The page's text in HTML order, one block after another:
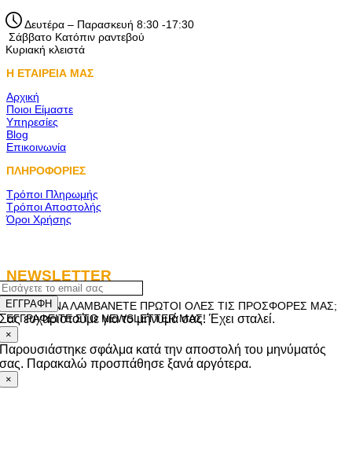
Δευτέρα – Παρασκευή 8:30 -17:30
Σάββατο Κατόπιν ραντεβού
Κυριακή κλειστά
Η ΕΤΑΙΡΕΙΑ ΜΑΣ
Αρχική
Ποιοι Είμαστε
Υπηρεσίες
Blog
Επικοινωνία
ΠΛΗΡΟΦΟΡΙΕΣ
Τρόποι Πληρωμής
Τρόποι Αποστολής
Όροι Χρήσης
NEWSLETTER
ΘΕΛΕΤΕ ΝΑ ΛΑΜΒΑΝΕΤΕ ΠΡΩΤΟΙ ΟΛΕΣ ΤΙΣ ΠΡΟΣΦΟΡΕΣ ΜΑΣ;
ΕΓΓΡΑΦΕΙΤΕ ΣΤΟ NEWSLETTER ΜΑΣ!
ΕΓΓΡΑΦΗ
Σας ευχαριστούμε για το μήνυμά σας. Έχει σταλεί.
×
Παρουσιάστηκε σφάλμα κατά την αποστολή του μηνύματός
σας. Παρακαλώ προσπάθησε ξανά αργότερα.
×